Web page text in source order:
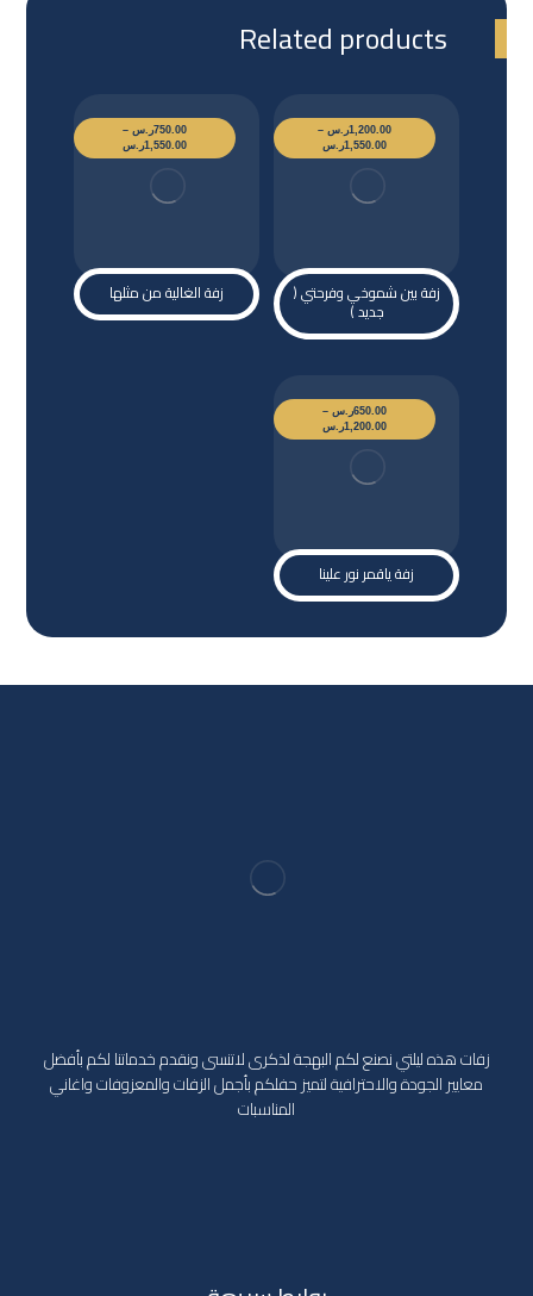
Related products
زفة بين شموخي وفرحتي (
جديد )
1,200.00ر.س –
1,550.00ر.س
زفة الغالية من مثلها
750.00ر.س –
1,550.00ر.س
زفة ياقمر نور علينا
650.00ر.س –
1,200.00ر.س
زفات هذه ليلتي نصنع لكم البهجة لذكرى لاتنسى ونقدم خدماتنا لكم بأفضل
معايير الجودة والاحترافية لتميز حفلكم بأجمل الزفات والمعزوفات واغاني
المناسبات